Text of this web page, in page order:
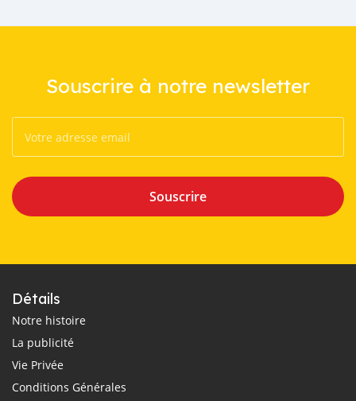
Souscrire à notre newsletter
Souscrire
Détails
Notre histoire
La publicité
Vie Privée
Conditions Générales